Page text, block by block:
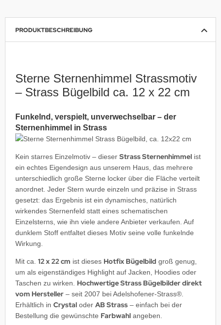
PRODUKTBESCHREIBUNG
Sterne Sternenhimmel Strassmotiv
– Strass Bügelbild ca. 12 x 22 cm
Funkelnd, verspielt, unverwechselbar – der
Sternenhimmel in Strass
Kein starres Einzelmotiv – dieser Strass Sternenhimmel ist
ein echtes Eigendesign aus unserem Haus, das mehrere
unterschiedlich große Sterne locker über die Fläche verteilt
anordnet. Jeder Stern wurde einzeln und präzise in Strass
gesetzt: das Ergebnis ist ein dynamisches, natürlich
wirkendes Sternenfeld statt eines schematischen
Einzelsterns, wie ihn viele andere Anbieter verkaufen. Auf
dunklem Stoff entfaltet dieses Motiv seine volle funkelnde
Wirkung.
Mit ca. 12 x 22 cm ist dieses Hotfix Bügelbild groß genug,
um als eigenständiges Highlight auf Jacken, Hoodies oder
Taschen zu wirken. Hochwertige Strass Bügelbilder direkt
vom Hersteller – seit 2007 bei Adelshofener-Strass®.
Erhältlich in Crystal oder AB Strass – einfach bei der
Bestellung die gewünschte Farbwahl angeben.